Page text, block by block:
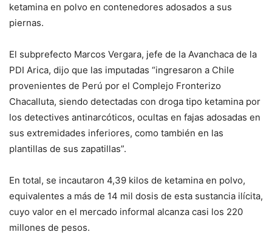
ketamina en polvo en contenedores adosados a sus
piernas.
El subprefecto Marcos Vergara, jefe de la Avanchaca de la
PDI Arica, dijo que las imputadas “ingresaron a Chile
provenientes de Perú por el Complejo Fronterizo
Chacalluta, siendo detectadas con droga tipo ketamina por
los detectives antinarcóticos, ocultas en fajas adosadas en
sus extremidades inferiores, como también en las
plantillas de sus zapatillas”.
En total, se incautaron 4,39 kilos de ketamina en polvo,
equivalentes a más de 14 mil dosis de esta sustancia ilícita,
cuyo valor en el mercado informal alcanza casi los 220
millones de pesos.